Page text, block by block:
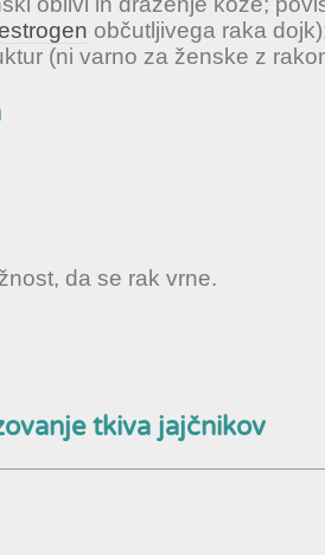
občutljivega raka
(ni varno za ženske z
da se rak vrne.
tkiva jajčnikov